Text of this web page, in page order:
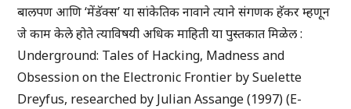
बालपण आणि ‘मेंडॅक्स’ या सांकेतिक नावाने त्याने संगणक हॅकर म्हणून
जे काम केले होते त्याविषयी अधिक माहिती या पुस्तकात मिळेल :
Underground: Tales of Hacking, Madness and
Obsession on the Electronic Frontier by Suelette
Dreyfus, researched by Julian Assange (1997) (E-